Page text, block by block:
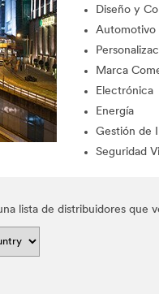
Diseño y
Automotivo
Marca
Electrónica
Energía
Gestión de
Seguridad
lista de distribuidores